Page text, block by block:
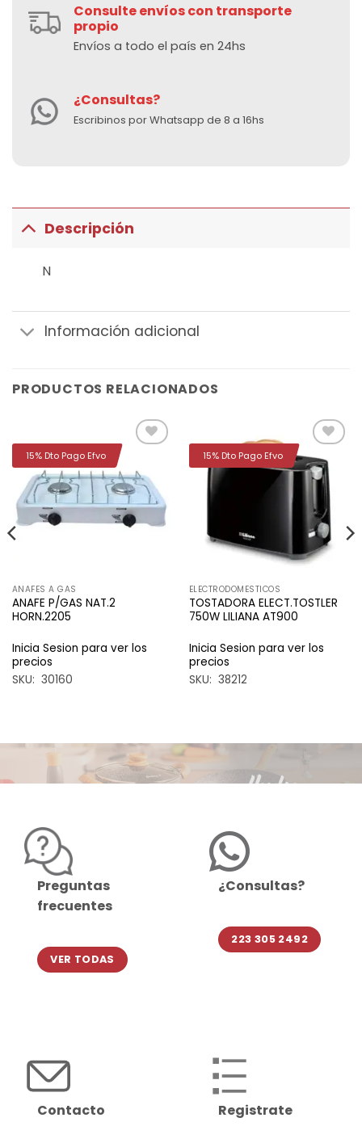
Consulte envíos con transporte
propio
Envíos a todo el país en 24hs
¿Consultas?
Escribinos por Whatsapp de 8 a 16hs
Descripción
N
Información adicional
PRODUCTOS RELACIONADOS
lista de
deseos
ANAFES A GAS
ANAFE P/GAS NAT.2
HORN.2205
Inicia Sesion para ver los
precios
SKU: 30160
15% Dto Pago Efvo
Añadir
a la
lista de
deseos
ELECTRODOMESTICOS
TOSTADORA ELECT.TOSTLER
750W LILIANA AT900
Inicia Sesion para ver los
precios
SKU: 38212
15% Dto Pago Efvo
Preguntas
frecuentes
VER TODAS
¿Consultas?
223 305 2492
Contacto Registrate